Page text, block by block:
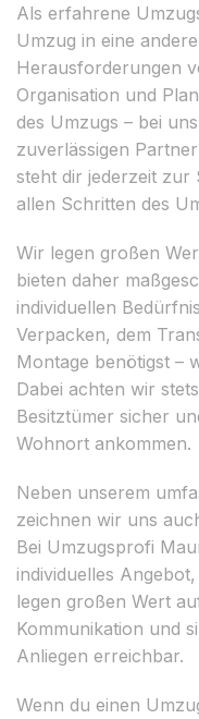
Als erfahrene
Umzug in eine
Herausforderungen
Organisation und
des Umzugs – bei
zuverlässigen
steht dir jederzeit zur
allen Schritten des
Wir legen großen
bieten daher
individuellen
Verpacken, dem
Montage benötigst –
Dabei achten wir
Besitztümer sicher
Wohnort ankommen.
Neben unserem
zeichnen wir uns
Bei Umzugsprofi
individuelles
legen großen Wert
Kommunikation und
Anliegen erreichbar.
Wenn du einen